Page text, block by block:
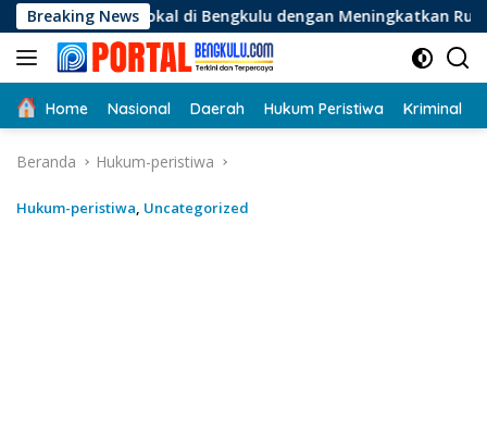
Langsung
ke
konten
Breaking News
di Bengkulu dengan Meningkatkan Ruang Publik dan
Home Nasional Daerah Hukum Peristiwa Kriminal
Beranda Hukum-peristiwa
Hukum-peristiwa, Uncategorized